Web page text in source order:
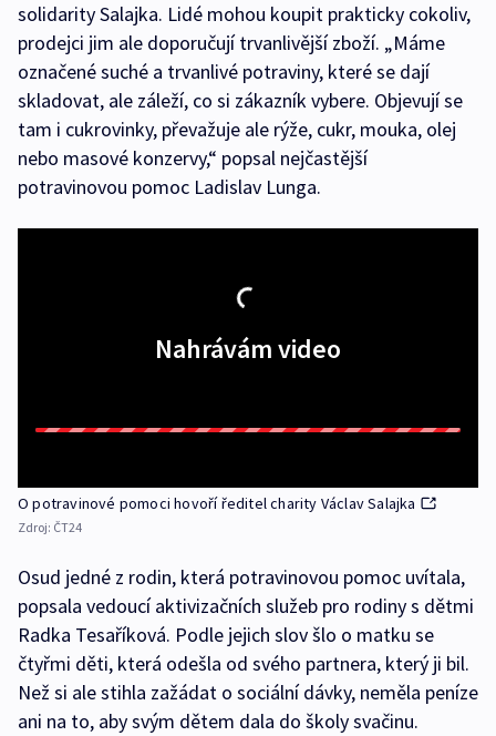
solidarity Salajka. Lidé mohou koupit prakticky cokoliv,
prodejci jim ale doporučují trvanlivější zboží. „Máme
označené suché a trvanlivé potraviny, které se dají
skladovat, ale záleží, co si zákazník vybere. Objevují se
tam i cukrovinky, převažuje ale rýže, cukr, mouka, olej
nebo masové konzervy,“ popsal nejčastější
potravinovou pomoc Ladislav Lunga.
Nahrávám video
O potravinové pomoci hovoří ředitel charity Václav Salajka
Zdroj: ČT24
Osud jedné z rodin, která potravinovou pomoc uvítala,
popsala vedoucí aktivizačních služeb pro rodiny s dětmi
Radka Tesaříková. Podle jejich slov šlo o matku se
čtyřmi děti, která odešla od svého partnera, který ji bil.
Než si ale stihla zažádat o sociální dávky, neměla peníze
ani na to, aby svým dětem dala do školy svačinu.